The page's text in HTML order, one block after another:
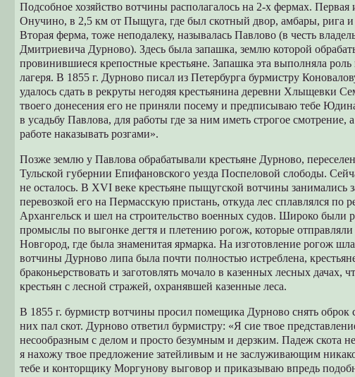
Подсобное хозяйство вотчины располагалось на 2-х фермах. Первая
Онучино, в 2,5 км от Пыщуга, где был скотный двор, амбары, рига и
Вторая ферма, тоже неподалеку, называлась Павлово (в честь
Дмитриевича Дурново). Здесь была запашка, землю которой
провинившиеся крепостные крестьяне. Запашка эта выполняла роль
лагеря. В 1855 г. Дурново писал из Петербурга бурмистру
удалось сдать в рекруты негодяя крестьянина деревни Хлыщевки
твоего донесения его не приняли посему и предписываю тебе
в усадьбу Павлова, для работы где за ним иметь строгое смотрение,
работе наказывать розгами».
Позже землю у Павлова обрабатывали крестьяне Дурново,
Тульской губернии Епифановского уезда Поспеловой слободы.
не осталось. В XVI веке крестьяне пыщугской вотчины занимались
перевозкой его на Пермасскую пристань, откуда лес сплавлялся
Архангельск и шел на строительство военных судов. Широко были
промыслы по выгонке дегтя и плетению рогож, которые
Новгород, где была знаменитая ярмарка. На изготовление рогож
вотчины Дурново липа была почти полностью истреблена,
браконьерствовать и заготовлять мочало в казенных лесных дачах,
крестьян с лесной стражей, охранявшей казенные леса.
В 1855 г. бурмистр вотчины просил помещика Дурново снять оброк
них пал скот. Дурново ответил бурмистру: «Я сие твое
несообразным с делом и просто безумным и дерзким. Падеж скота
я нахожу твое предложение затейливым и не заслуживающим
тебе и конторщику Моргунову выговор и приказываю впредь